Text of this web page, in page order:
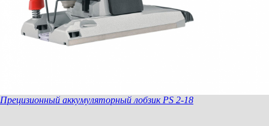
Прецизионный аккумуляторный лобзик PS 2-18